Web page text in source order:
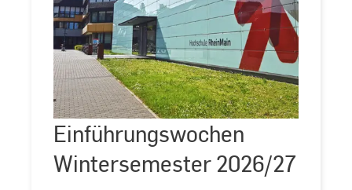
Einführungswochen
Wintersemester 2026/27
Einführungswochen
Wintersemester
2026/27